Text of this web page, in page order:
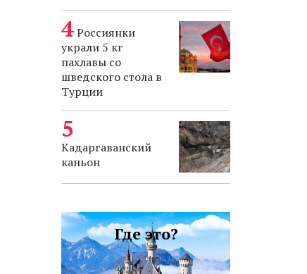
Россиянки
украли 5 кг
пахлавы со
шведского стола в
Турции
Кадаргаванский
каньон
Где это?